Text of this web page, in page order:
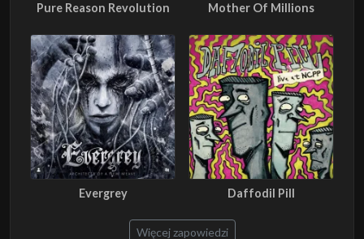
Pure Reason Revolution Mother Of Millions
Evergrey Daffodil Pill
Więcej zapowiedzi